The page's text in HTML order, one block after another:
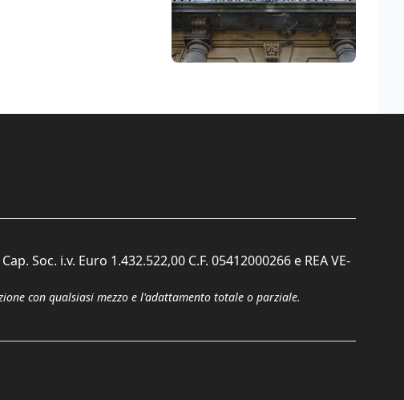
Soc. i.v. Euro 1.432.522,00 C.F. 05412000266 e REA VE-
con qualsiasi mezzo e l'adattamento totale o parziale.